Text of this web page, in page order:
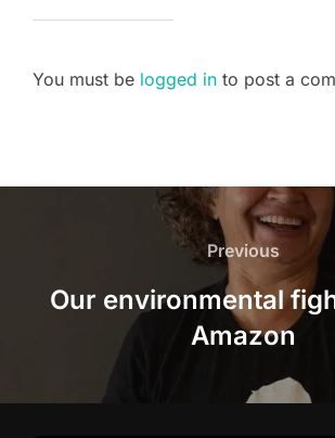
You must be logged in to post a
Previous
Previous
Our environmental
Amazon